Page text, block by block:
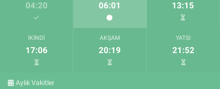
04:20 06:01 13:15
İKINDI
17:06
AKŞAM
20:19
YATSI
21:52
Aylık Vakitler